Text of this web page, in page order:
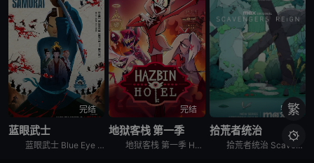
完结
蓝眼武士
蓝眼武士 Blue Eye Samurai又名碧眼武士是2023年美国剧情,动作,动画,冒险动画。《蓝眼武士》是一部鼓动人心且具有视觉震撼力的电影剧集，让观众沉浸在一个充满真人表演的生动成人动画世
完结
地狱客栈 第一季
地狱客栈 第一季 Hazbin Hotel Season 1是2024年美国剧情,喜剧,动画,恐怖,歌舞,犯罪,奇幻动漫。《地狱客栈 第一季》讲述地狱的恶魔公主Charlie Morningsta
完结
拾荒者统治
拾荒者统治 Scavengers Reign是对2016年动画短片《拾荒者》概念的拓展。《拾荒者统治》讲述的是：在一艘星际货运飞船受损后，船员发现他们被困在了一个美丽但让人难以应付的陌生星球上。在
繁
